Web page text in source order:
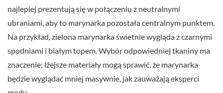
najlepiej prezentują się w połączeniu z neutralnymi
ubraniami, aby to marynarka pozostała centralnym punktem.
Na przykład, zielona marynarka świetnie wygląda z czarnymi
spodniami i białym topem. Wybór odpowiedniej tkaniny ma
znaczenie; lżejsze materiały mogą sprawić, że marynarka
będzie wyglądać mniej masywnie, jak zauważają eksperci